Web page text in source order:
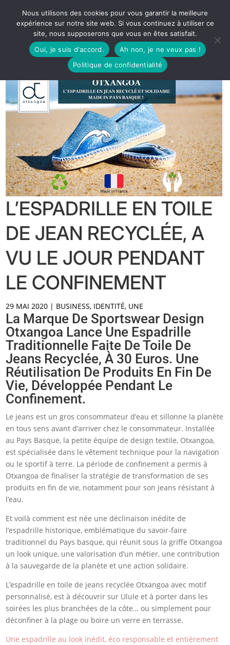
L’ESPADRILLE EN TOILE
DE JEAN RECYCLÉE, A
VU LE JOUR PENDANT
LE CONFINEMENT
29 MAI 2020 | BUSINESS, IDENTITÉ, UNE
La Marque De Sportswear Design
Otxangoa Lance Une Espadrille
Traditionnelle Faite De Toile De
Jeans Recyclée, À 30 Euros. Une
Réutilisation De Produits En Fin De
Vie, Développée Pendant Le
Confinement.
Le jeans est un gros consommateur d’eau et sillonne la planète
en tous sens avant d’arriver chez le consommateur. Installée
au Pays Basque, la petite équipe de design textile, Otxangoa,
est spécialisée dans le vêtement technique pour la navigation
ou le sportif à terre. La période de confinement a permis à
Otxangoa de finaliser la stratégie de transformation de ses
produits en fin de vie, notamment pour son jeans résistant à
l’eau.
Et voilà comment est née une déclinaison inédite de
l’espadrille historique, emblématique du savoir-faire
traditionnel du Pays basque, qui réunit sous la griffe Otxangoa
un look unique, une valorisation d’un métier, une contribution
à la sauvegarde de la planète et une action solidaire.
L’espadrille en toile de jeans recyclée Otxangoa avec motif
personnalisé, est à découvrir sur Ulule et à porter dans les
soirées les plus branchées de la côte… ou simplement pour
déconfiner à la plage ou boire un verre en terrasse.
Une espadrille au look inédit, éco responsable et entièrement
Nous utilisons des cookies pour vous garantir la meilleure
expérience sur notre site web. Si vous continuez à utiliser ce
site, nous supposerons que vous en êtes satisfait.
Oui, je suis d'accord.
Ah non, je ne veux pas !
Politique de confidentialité